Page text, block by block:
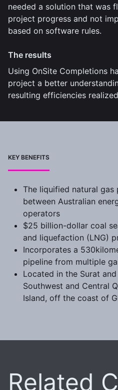
needed a solution that was
project progress and not
based on software rules.
The results
Using OnSite Completions
project a better
resulting efficiencies
KEY BENEFITS
The liquified natural
between Australian
operators
$25 billion-dollar coal
and liquefaction (LNG)
Incorporates a
pipeline from multiple
Located in the Surat
Southwest and Central
Island, off the coast of
Related